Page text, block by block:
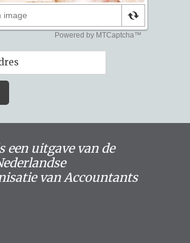
een uitgave van de
van Accountants